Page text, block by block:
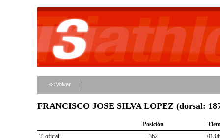
<< Volver
FRANCISCO JOSE SILVA LOPEZ (dorsal:
Posición
T. oficial:
362